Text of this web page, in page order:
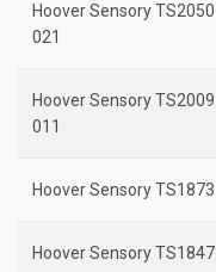
Hoover Sensory TS2050
021
Hoover Sensory TS2009
011
Hoover Sensory TS1873
Hoover Sensory TS1847